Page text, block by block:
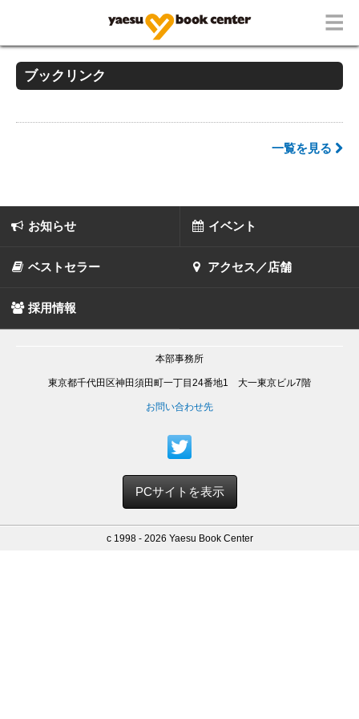
ブックリンク
一覧を見る
お知らせ イベント
ベストセラー アクセス／店舗
採用情報
本部事務所
東京都千代田区神田須田町一丁目24番地1 大一東京ビル7階
お問い合わせ先
PCサイトを表示
c 1998 - 2026 Yaesu Book Center